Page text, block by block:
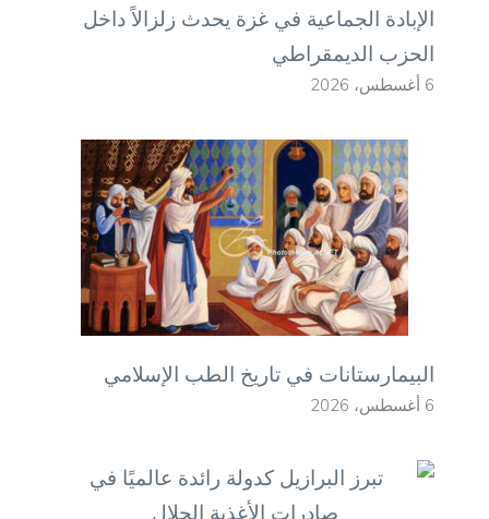
الإبادة الجماعية في غزة يحدث زلزالاً داخل
الحزب الديمقراطي
6 أغسطس، 2026
البيمارستانات في تاريخ الطب الإسلامي
6 أغسطس، 2026